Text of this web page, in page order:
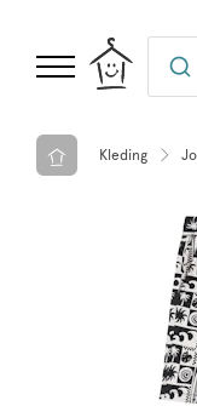
Kleding